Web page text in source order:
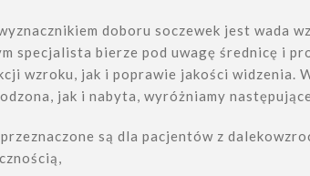
doboru soczewek jest wada
specjalista bierze pod uwagę średnicę i
wzroku, jak i poprawie jakości widzenia.
jak i nabyta, wyróżniamy
są dla pacjentów z